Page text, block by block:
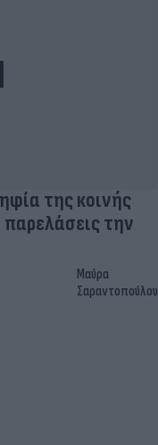
της κοινής
παρελάσεις την
Μαύρα
Σαραντοπούλου